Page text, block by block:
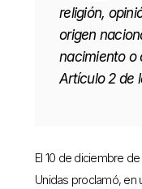
religión,
origen
nacimiento o
Artículo 2 de
El 10 de diciembre
Unidas proclamó, en